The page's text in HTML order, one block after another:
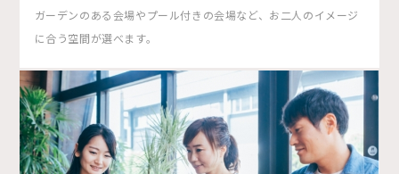
ガーデンのある会場やプール付きの会場など、お二人のイメージ
に合う空間が選べます。